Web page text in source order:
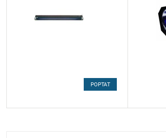
POPTAT